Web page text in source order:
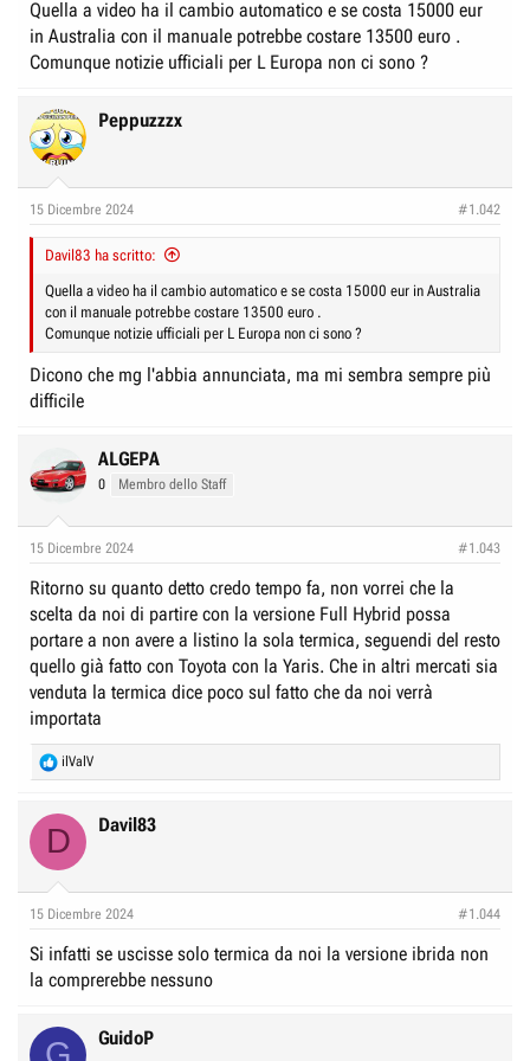
Quella a video ha il cambio automatico e se costa 15000 eur
in Australia con il manuale potrebbe costare 13500 euro .
Comunque notizie ufficiali per L Europa non ci sono ?
Peppuzzzx
15 Dicembre 2024 #1.042
Davil83 ha scritto:
Quella a video ha il cambio automatico e se costa 15000 eur in Australia
con il manuale potrebbe costare 13500 euro .
Comunque notizie ufficiali per L Europa non ci sono ?
Dicono che mg l'abbia annunciata, ma mi sembra sempre più
difficile
ALGEPA
0 Membro dello Staff
15 Dicembre 2024 #1.043
Ritorno su quanto detto credo tempo fa, non vorrei che la
scelta da noi di partire con la versione Full Hybrid possa
portare a non avere a listino la sola termica, seguendi del resto
quello già fatto con Toyota con la Yaris. Che in altri mercati sia
venduta la termica dice poco sul fatto che da noi verrà
importata
R
e
c
s
ilValV
D Davil83
15 Dicembre 2024 #1.044
Si infatti se uscisse solo termica da noi la versione ibrida non
la comprerebbe nessuno
GuidoP